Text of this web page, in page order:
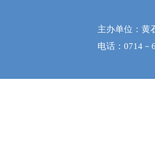
主办单位：
电话：0714